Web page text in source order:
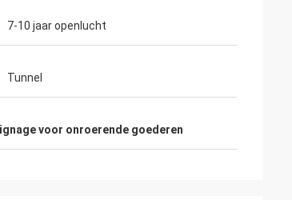
7-10 jaar openlucht
Tunnel
voor onroerende goederen